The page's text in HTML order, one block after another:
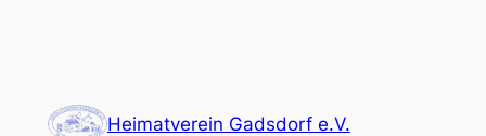
Heimatverein Gadsdorf e.V.